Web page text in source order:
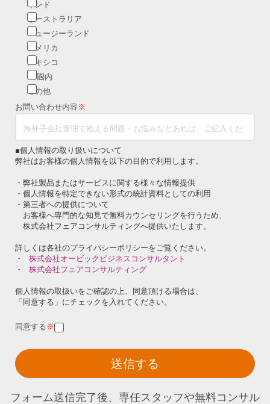
インド
オーストラリア
ニュージーランド
アメリカ
メキシコ
EU圏内
その他
お問い合わせ内容 ※
■個人情報の取り扱いについて
弊社はお客様の個人情報を以下の目的で利用します。
・弊社製品またはサービスに関する様々な情報提供
・個人情報を特定できない形式の統計資料としての利用
・第三者への提供について
お客様へ専門的な知見で無料カウンセリングを行うため、
株式会社フェアコンサルティングへ提供いたします。
詳しくは各社のプライバシーポリシーをご覧ください。
・
株式会社オービックビジネスコンサルタント
・
株式会社フェアコンサルティング
個人情報の取扱いをご確認の上、同意頂ける場合は、
「同意する」にチェックを入れてください。
同意する ※
送信する
フォーム送信完了後、専任スタッフや無料コンサル